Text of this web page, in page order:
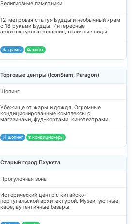
Религиозные памятники
12-метровая статуя Будды и необычный храм
с 18 руками Будды. Интересные
архитектурные решения, отличные виды.
⛪ храмы 🌅 закат
Торговые центры (IconSiam, Paragon)
Шопинг
Убежище от жары и дождя. Огромные
кондиционированные комплексы с
магазинами, фуд-кортами, кинотеатрами.
🛒 шопинг ❄️ кондиционеры
Старый город Пхукета
Прогулочная зона
Исторический центр с китайско-
португальской архитектурой. Музеи, уютные
кафе, аутентичные базары.